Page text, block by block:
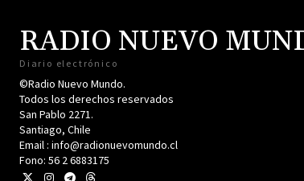
RADIO NUEVO
Diario electrónico
©Radio Nuevo Mundo.
Todos los derechos reservados
San Pablo 2271.
Santiago, Chile
Email : info@radionuevomundo.cl
Fono: 56 2 6883175